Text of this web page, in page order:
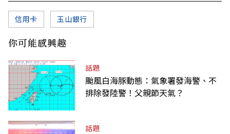
信用卡 玉山銀行
你可能感興趣
話題
颱風白海豚動態：氣象署發海警、不
排除發陸警！父親節天氣？
話題